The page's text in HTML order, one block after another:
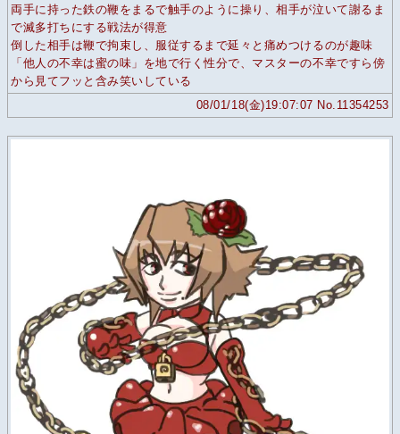
両手に持った鉄の鞭をまるで触手のように操り、相手が泣いて謝るま
で滅多打ちにする戦法が得意
倒した相手は鞭で拘束し、服従するまで延々と痛めつけるのが趣味
「他人の不幸は蜜の味」を地で行く性分で、マスターの不幸ですら傍
から見てフッと含み笑いしている
08/01/18(金)19:07:07 No.11354253